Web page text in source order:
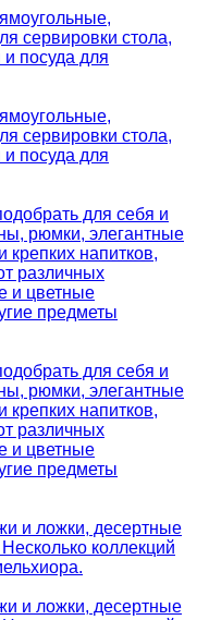
сервировки стола,
посуда для
сервировки стола,
посуда для
для себя и
рюмки, элегантные
напитков,
различных
и цветные
предметы
для себя и
рюмки, элегантные
напитков,
различных
и цветные
предметы
и ложки, десертные
коллекций
и ложки, десертные